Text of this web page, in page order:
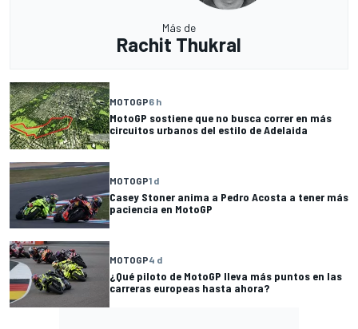
Más de
Rachit Thukral
MOTOGP6 h
MotoGP sostiene que no busca correr en más
circuitos urbanos del estilo de Adelaida
MOTOGP1 d
Casey Stoner anima a Pedro Acosta a tener más
paciencia en MotoGP
MOTOGP4 d
¿Qué piloto de MotoGP lleva más puntos en las
carreras europeas hasta ahora?